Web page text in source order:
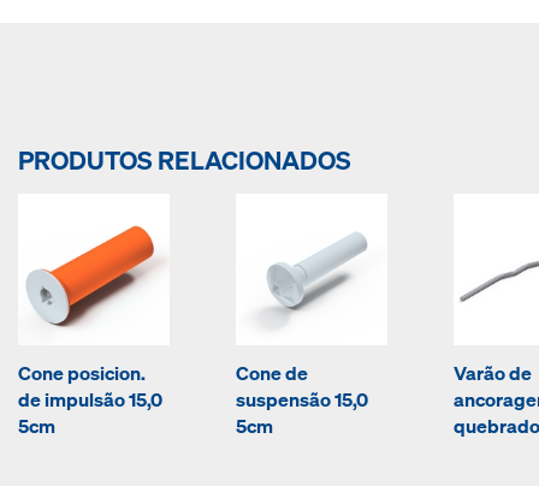
PRODUTOS RELACIONADOS
Cone posicion.
de impulsão 15,0
5cm
Cone de
suspensão 15,0
5cm
Varão de